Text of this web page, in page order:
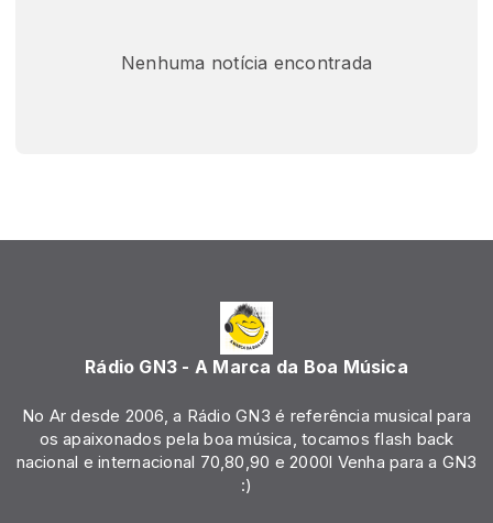
Nenhuma notícia encontrada
Rádio GN3 - A Marca da Boa Música
No Ar desde 2006, a Rádio GN3 é referência musical para
os apaixonados pela boa música, tocamos flash back
nacional e internacional 70,80,90 e 2000l Venha para a GN3
:)